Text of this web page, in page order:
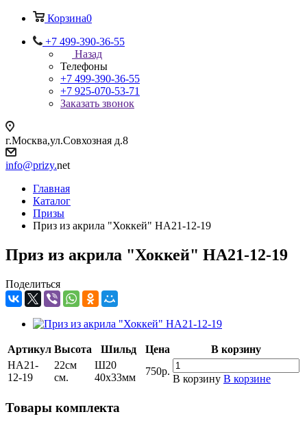
Корзина0
+7 499-390-36-55
Назад
Телефоны
+7 499-390-36-55
+7 925-070-53-71
Заказать звонок
г.Москва,ул.Совхозная д.8
info@prizy.net
Главная
Каталог
Призы
Приз из акрила "Хоккей" НА21-12-19
Приз из акрила "Хоккей" НА21-12-19
Поделиться
Артикул Высота Шильд Цена
В корзину
НА21-
12-19
22см
см.
Ш20
40х33мм
750р.
В корзину В корзине
Товары комплекта